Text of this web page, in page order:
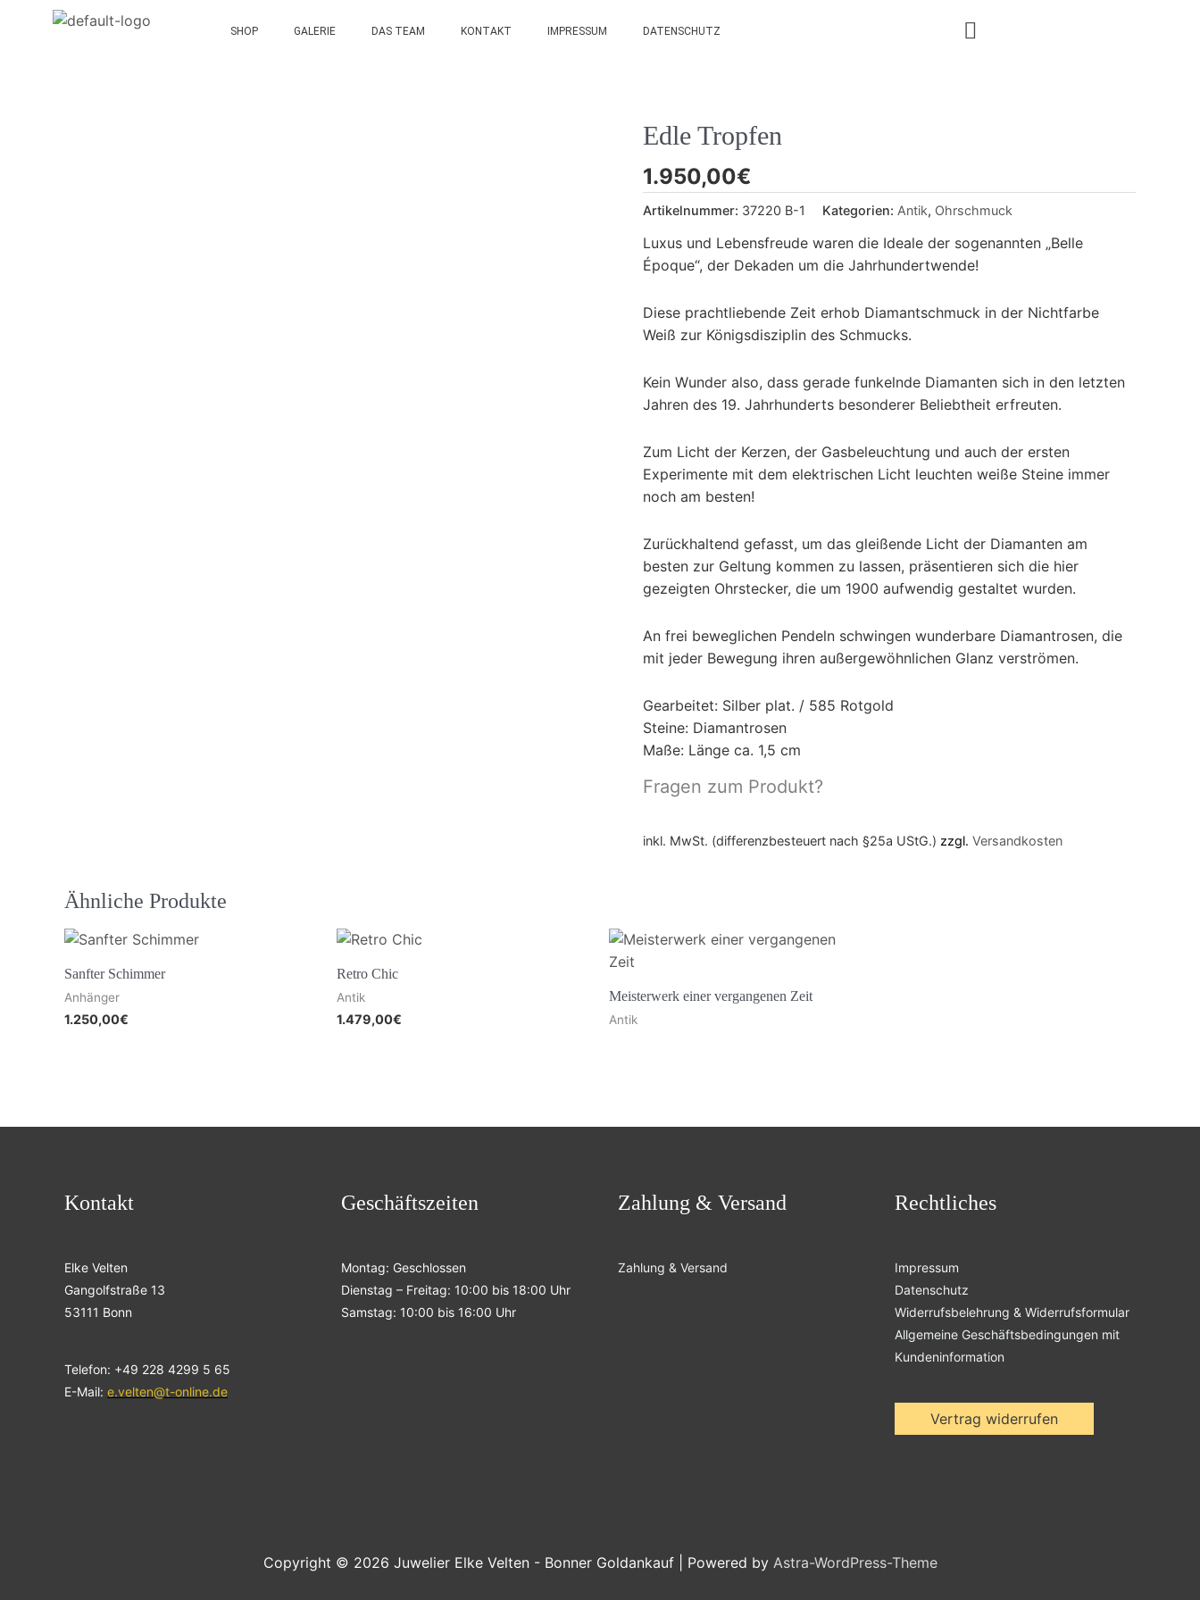
SHOP GALERIE DAS TEAM KONTAKT IMPRESSUM DATENSCHUTZ
Edle Tropfen
1.950,00€
Artikelnummer: 37220 B-1 Kategorien: Antik, Ohrschmuck
Luxus und Lebensfreude waren die Ideale der sogenannten „Belle
Époque“, der Dekaden um die Jahrhundertwende!
Diese prachtliebende Zeit erhob Diamantschmuck in der Nichtfarbe
Weiß zur Königsdisziplin des Schmucks.
Kein Wunder also, dass gerade funkelnde Diamanten sich in den letzten
Jahren des 19. Jahrhunderts besonderer Beliebtheit erfreuten.
Zum Licht der Kerzen, der Gasbeleuchtung und auch der ersten
Experimente mit dem elektrischen Licht leuchten weiße Steine immer
noch am besten!
Zurückhaltend gefasst, um das gleißende Licht der Diamanten am
besten zur Geltung kommen zu lassen, präsentieren sich die hier
gezeigten Ohrstecker, die um 1900 aufwendig gestaltet wurden.
An frei beweglichen Pendeln schwingen wunderbare Diamantrosen, die
mit jeder Bewegung ihren außergewöhnlichen Glanz verströmen.
Gearbeitet: Silber plat. / 585 Rotgold
Steine: Diamantrosen
Maße: Länge ca. 1,5 cm
Fragen zum Produkt?
inkl. MwSt. (differenzbesteuert nach §25a UStG.) zzgl. Versandkosten
Ähnliche Produkte
Sanfter Schimmer
Anhänger
1.250,00€
Retro Chic
Antik
1.479,00€
Meisterwerk einer vergangenen Zeit
Antik
Kontakt
Elke Velten
Gangolfstraße 13
53111 Bonn
Telefon: +49 228 4299 5 65
E-Mail: e.velten@t-online.de
Geschäftszeiten
Montag: Geschlossen
Dienstag – Freitag: 10:00 bis 18:00 Uhr
Samstag: 10:00 bis 16:00 Uhr
Zahlung & Versand
Zahlung & Versand
Rechtliches
Impressum
Datenschutz
Widerrufsbelehrung & Widerrufsformular
Allgemeine Geschäftsbedingungen mit
Kundeninformation
Vertrag widerrufen
Copyright © 2026 Juwelier Elke Velten - Bonner Goldankauf| Powered by Astra-WordPress-Theme